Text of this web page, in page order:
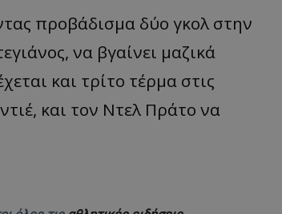
προβάδισμα δύο γκολ στην
να βγαίνει μαζικά
και τρίτο τέρμα στις
και τον Ντελ Πράτο να